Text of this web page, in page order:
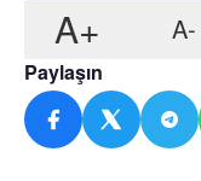
A+ A-
Paylaşın